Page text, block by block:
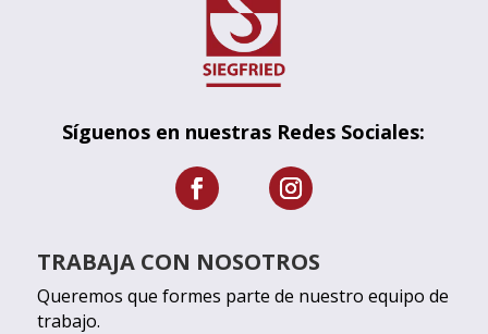
Síguenos en nuestras Redes Sociales:
TRABAJA CON NOSOTROS
Queremos que formes parte de nuestro equipo de
trabajo.